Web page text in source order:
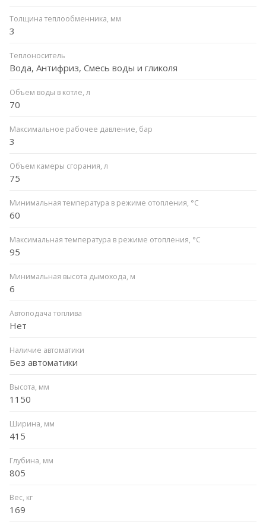
Толщина теплообменника, мм
3
Теплоноситель
Вода, Антифриз, Смесь воды и гликоля
Объем воды в котле, л
70
Максимальное рабочее давление, бар
3
Объем камеры сгорания, л
75
Минимальная температура в режиме отопления, °C
60
Максимальная температура в режиме отопления, °C
95
Минимальная высота дымохода, м
6
Автоподача топлива
Нет
Наличие автоматики
Без автоматики
Высота, мм
1150
Ширина, мм
415
Глубина, мм
805
Вес, кг
169